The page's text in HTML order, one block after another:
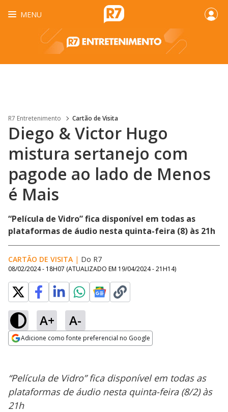
MENU
R7 Entretenimento Cartão de Visita
Diego & Victor Hugo
mistura sertanejo com
pagode ao lado de Menos
é Mais
“Película de Vidro” fica disponível em todas as
plataformas de áudio nesta quinta-feira (8) às 21h
CARTÃO DE VISITA | Do R7
08/02/2024 - 18H07 (ATUALIZADO EM 19/04/2024 - 21H14)
A+ A-
Adicione como fonte preferencial no Google
“Película de Vidro” fica disponível em todas as
plataformas de áudio nesta quinta-feira (8/2) às
21h